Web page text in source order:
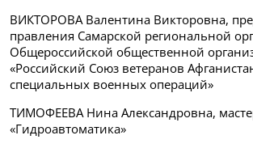
ВИКТОРОВА Валентина Викторовна,
правления Самарской региональной
Общероссийской общественной
«Российский Союз ветеранов
специальных военных операций»
ТИМОФЕЕВА Нина Александровна,
«Гидроавтоматика»